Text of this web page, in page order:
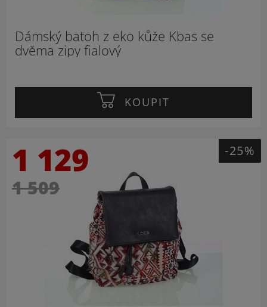
Dámský batoh z eko kůže Kbas se
dvěma zipy fialový
KOUPIT
1 129
1 509
-25%